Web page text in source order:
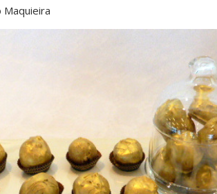
Maquieira